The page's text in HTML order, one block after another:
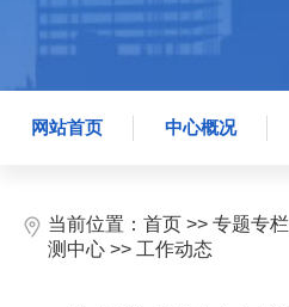
网站首页 中心概况
当前位置： 首页 >> 专题专栏
测中心 >> 工作动态